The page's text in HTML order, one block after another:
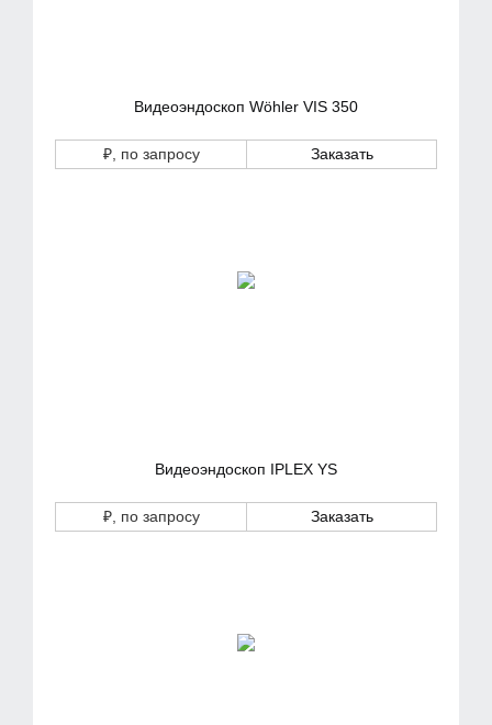
Видеоэндоскоп Wöhler VIS 350
₽, по запросу Заказать
Видеоэндоскоп IPLEX YS
₽, по запросу Заказать